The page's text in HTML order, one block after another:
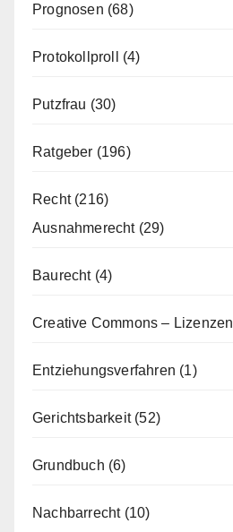
Prognosen (68)
Protokollproll (4)
Putzfrau (30)
Ratgeber (196)
Recht(216)
Ausnahmerecht(29)
Baurecht(4)
Creative Commons – Lizenzen
Entziehungsverfahren (1)
Gerichtsbarkeit(52)
Grundbuch (6)
Nachbarrecht(10)